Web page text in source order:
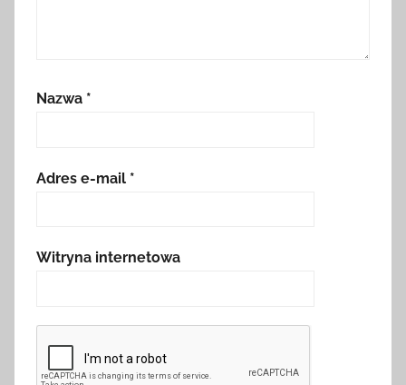
Nazwa *
Adres e-mail *
Witryna internetowa